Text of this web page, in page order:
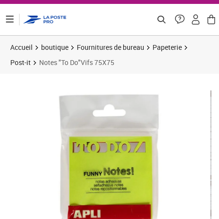
Accueil boutique Fournitures de bureau
Papeterie
Post-it
Notes "To Do"Vifs 75X75